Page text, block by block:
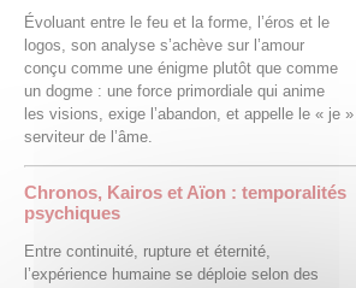
Évoluant entre le feu et la forme, l’éros et le
logos, son analyse s’achève sur l’amour
conçu comme une énigme plutôt que comme
un dogme : une force primordiale qui anime
les visions, exige l’abandon, et appelle le « je
serviteur de l’âme.
Chronos, Kairos et Aïon : temporalités
psychiques
Entre continuité, rupture et éternité,
l’expérience humaine se déploie selon des